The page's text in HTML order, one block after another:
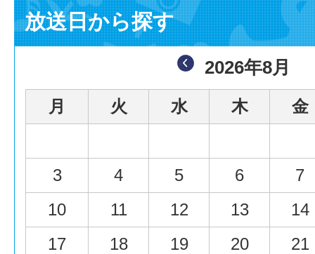
放送日から探す
2026年8月
月 火 水 木 金
3 4 5 6
7
10
11 12 13
14
17
18 19 20
21